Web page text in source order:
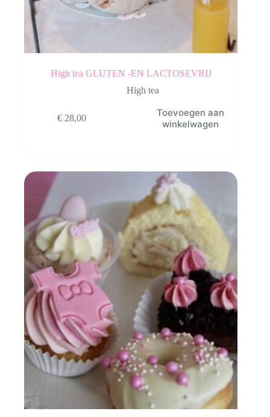
High tea GLUTEN -EN LACTOSEVRIJ
High tea
€28,00
Toevoegen aan
winkelwagen